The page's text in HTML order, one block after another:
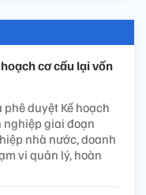
cơ cấu lại vốn
duyệt Kế hoạch
nghiệp giai đoạn
nhà nước, doanh
vi quản lý, hoàn